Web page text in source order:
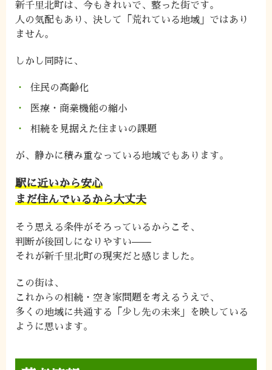
新千里北町は、今もきれいで、整った街です。
人の気配もあり、決して「荒れている地域」ではあり
ません。
しかし同時に、
住民の高齢化
医療・商業機能の縮小
相続を見据えた住まいの課題
が、静かに積み重なっている地域でもあります。
駅に近いから安心
まだ住んでいるから大丈夫
そう思える条件がそろっているからこそ、
判断が後回しになりやすい——
それが新千里北町の現実だと感じました。
この街は、
これからの相続・空き家問題を考えるうえで、
多くの地域に共通する「少し先の未来」を映している
ように思います。